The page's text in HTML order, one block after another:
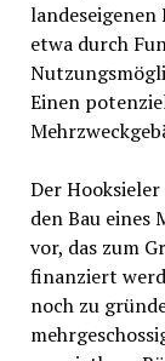
landeseigenen
etwa durch
Einen
Der Hooksieler
den Bau eines
vor, das zum
finanziert
noch zu